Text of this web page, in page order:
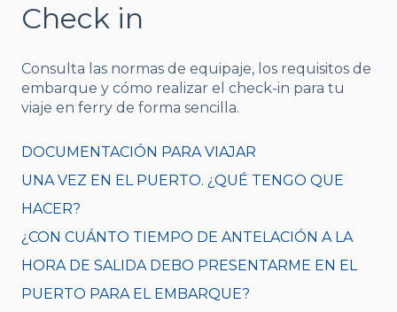
Check in
Consulta las normas de equipaje, los requisitos de
embarque y cómo realizar el check-in para tu
viaje en ferry de forma sencilla.
DOCUMENTACIÓN PARA VIAJAR
UNA VEZ EN EL PUERTO. ¿QUÉ TENGO QUE
HACER?
¿CON CUÁNTO TIEMPO DE ANTELACIÓN A LA
HORA DE SALIDA DEBO PRESENTARME EN EL
PUERTO PARA EL EMBARQUE?